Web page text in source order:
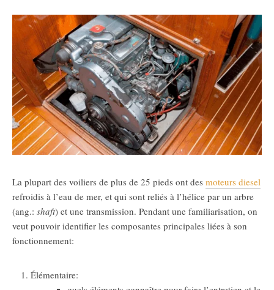
La plupart des voiliers de plus de 25 pieds ont des moteurs diesel
refroidis à l’eau de mer, et qui sont reliés à l’hélice par un arbre
(ang.: shaft) et une transmission. Pendant une familiarisation, on
veut pouvoir identifier les composantes principales liées à son
fonctionnement:
Élémentaire: